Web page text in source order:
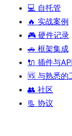
💻 自托管
🔥 实战案例
🎮 硬件记录
🚗 框架集成
🔌 插件与API
🆚 与熟悉的
👥 社区
📃 协议